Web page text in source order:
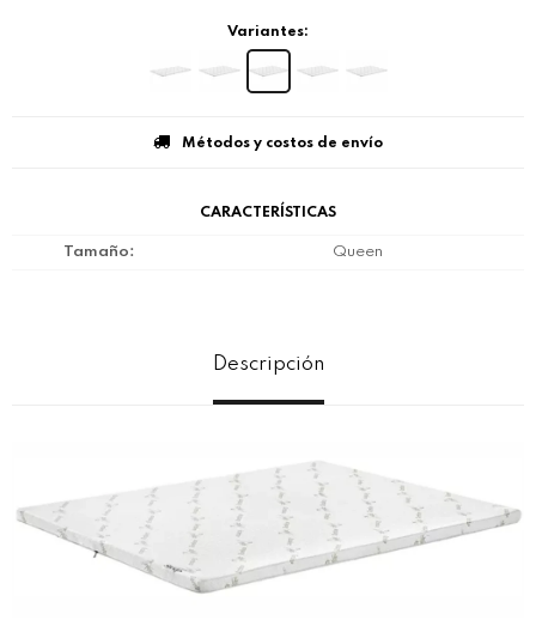
Variantes:
Métodos y costos de envío
CARACTERÍSTICAS
Tamaño Queen
Descripción